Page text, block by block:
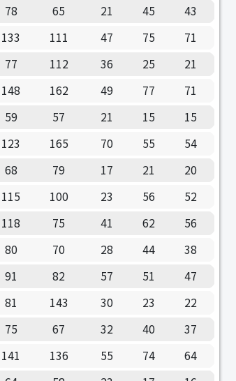
78 65 21 45
43
133 111 47 75
71
77 112 36 25
21
148 162 49 77
71
59 57 21 15
15
123 165 70 55
54
68 79 17 21
20
115 100 23 56
52
118 75 41 62
56
80 70 28 44
38
91 82 57 51
47
81 143 30 23
22
75 67 32 40
37
141 136 55 74
64